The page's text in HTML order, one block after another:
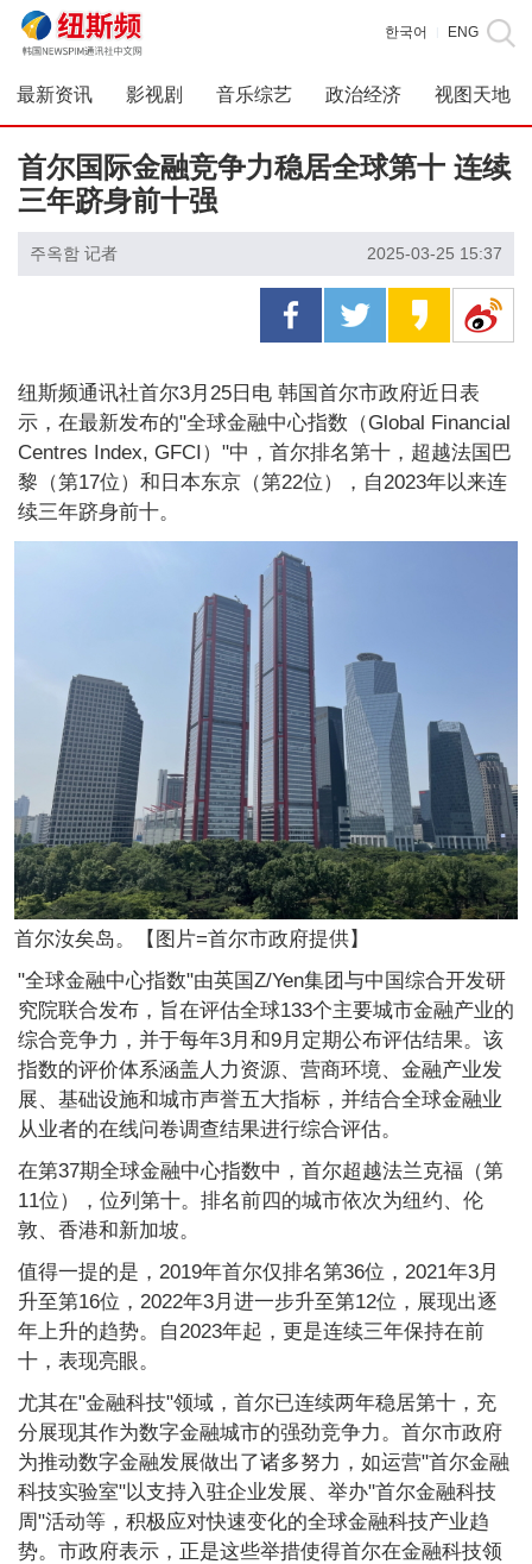
한국어 ENG
最新资讯 影视剧 音乐综艺 政治经济 视图天地
首尔国际金融竞争力稳居全球第十 连续
三年跻身前十强
주옥함 记者 2025-03-25 15:37
纽斯频通讯社首尔3月25日电 韩国首尔市政府近日表
示，在最新发布的"全球金融中心指数（Global Financial
Centres Index, GFCI）"中，首尔排名第十，超越法国巴
黎（第17位）和日本东京（第22位），自2023年以来连
续三年跻身前十。
首尔汝矣岛。【图片=首尔市政府提供】
"全球金融中心指数"由英国Z/Yen集团与中国综合开发研
究院联合发布，旨在评估全球133个主要城市金融产业的
综合竞争力，并于每年3月和9月定期公布评估结果。该
指数的评价体系涵盖人力资源、营商环境、金融产业发
展、基础设施和城市声誉五大指标，并结合全球金融业
从业者的在线问卷调查结果进行综合评估。
在第37期全球金融中心指数中，首尔超越法兰克福（第
11位），位列第十。排名前四的城市依次为纽约、伦
敦、香港和新加坡。
值得一提的是，2019年首尔仅排名第36位，2021年3月
升至第16位，2022年3月进一步升至第12位，展现出逐
年上升的趋势。自2023年起，更是连续三年保持在前
十，表现亮眼。
尤其在"金融科技"领域，首尔已连续两年稳居第十，充
分展现其作为数字金融城市的强劲竞争力。首尔市政府
为推动数字金融发展做出了诸多努力，如运营"首尔金融
科技实验室"以支持入驻企业发展、举办"首尔金融科技
周"活动等，积极应对快速变化的全球金融科技产业趋
势。市政府表示，正是这些举措使得首尔在金融科技领